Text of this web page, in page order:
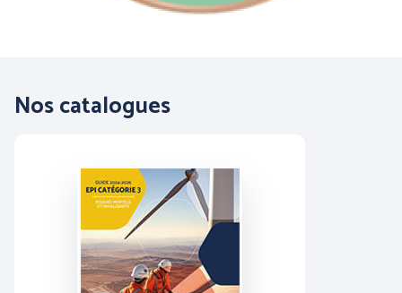
(Roan'Panchos)
Nos catalogues